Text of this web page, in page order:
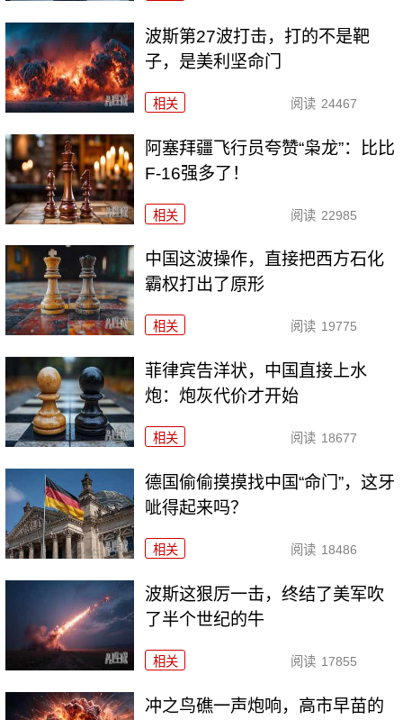
波斯第27波打击，打的不是靶
子，是美利坚命门
相关 阅读 24467
阿塞拜疆飞行员夸赞“枭龙”：比比
F-16强多了！
相关 阅读 22985
中国这波操作，直接把西方石化
霸权打出了原形
相关 阅读 19775
菲律宾告洋状，中国直接上水
炮：炮灰代价才开始
相关 阅读 18677
德国偷偷摸摸找中国“命门”，这牙
呲得起来吗？
相关 阅读 18486
波斯这狠厉一击，终结了美军吹
了半个世纪的牛
相关 阅读 17855
冲之鸟礁一声炮响，高市早苗的